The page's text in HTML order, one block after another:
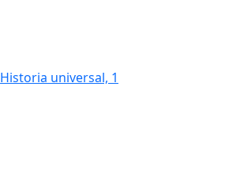
Historia universal, 1